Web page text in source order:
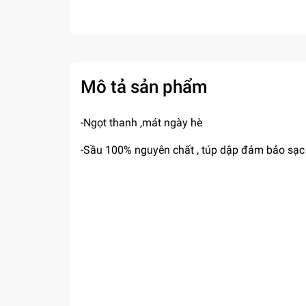
Mô tả sản phẩm
-Ngọt thanh ,mát ngày hè
-Sầu 100% nguyên chất , túp dập đảm bảo